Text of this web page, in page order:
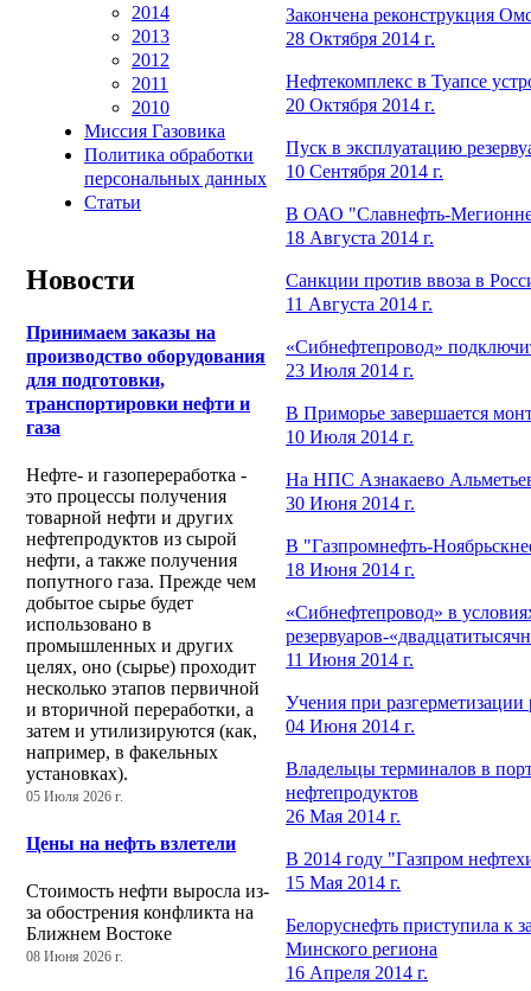
2014
2013
2012
2011
2010
Миссия Газовика
Политика обработки
персональных данных
Статьи
Новости
Принимаем заказы на
производство оборудования
для подготовки,
транспортировки нефти и
газа
Нефте- и газопереработка -
это процессы получения
товарной нефти и других
нефтепродуктов из сырой
нефти, а также получения
попутного газа. Прежде чем
добытое сырье будет
использовано в
промышленных и других
целях, оно (сырье) проходит
несколько этапов первичной
и вторичной переработки, а
затем и утилизируются (как,
например, в факельных
установках).
05 Июля 2026 г.
Цены на нефть взлетели
Стоимость нефти выросла из-
за обострения конфликта на
Ближнем Востоке
08 Июня 2026 г.
Закончена реконструкция
28 Октября 2014 г.
Нефтекомплекс в Туапсе
20 Октября 2014 г.
Пуск в эксплуатацию
10 Сентября 2014 г.
В ОАО "Славнефть-
18 Августа 2014 г.
Санкции против ввоза в
11 Августа 2014 г.
«Сибнефтепровод»
23 Июля 2014 г.
В Приморье завершается
10 Июля 2014 г.
На НПС Азнакаево
30 Июня 2014 г.
В "Газпромнефть-
18 Июня 2014 г.
«Сибнефтепровод» в
резервуаров-
11 Июня 2014 г.
Учения при разгерметизации
04 Июня 2014 г.
Владельцы терминалов в
нефтепродуктов
26 Мая 2014 г.
В 2014 году "Газпром
15 Мая 2014 г.
Белоруснефть приступила к
Минского региона
16 Апреля 2014 г.